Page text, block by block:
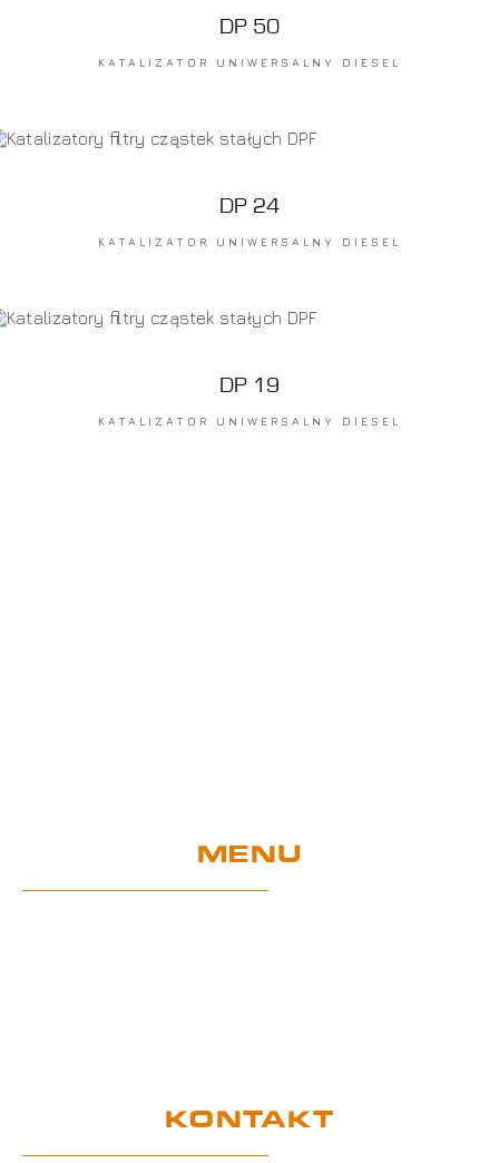
DP 50
KATALIZATOR UNIWERSALNY DIESEL
DP 24
KATALIZATOR UNIWERSALNY DIESEL
DP 19
KATALIZATOR UNIWERSALNY DIESEL
MENU
KONTAKT